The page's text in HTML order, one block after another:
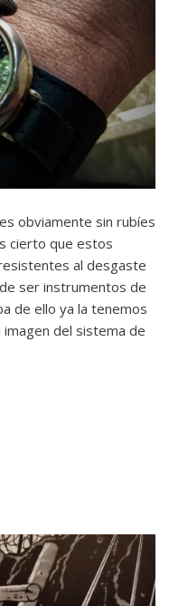
obviamente sin rubíes
cierto que estos
al desgaste
ser instrumentos de
de ello ya la tenemos
imagen del sistema de